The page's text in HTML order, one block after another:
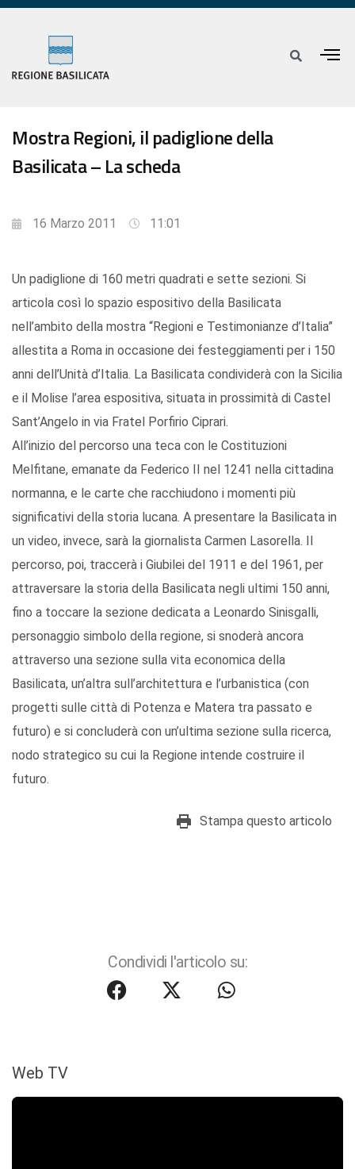
Mostra Regioni, il padiglione della
Basilicata – La scheda
16 Marzo 2011 11:01
Un padiglione di 160 metri quadrati e sette sezioni. Si
articola così lo spazio espositivo della Basilicata
nell’ambito della mostra “Regioni e Testimonianze d’Italia”
allestita a Roma in occasione dei festeggiamenti per i 150
anni dell’Unità d’Italia. La Basilicata condividerà con la Sicilia
e il Molise l’area espositiva, situata in prossimità di Castel
Sant’Angelo in via Fratel Porfirio Ciprari.
All’inizio del percorso una teca con le Costituzioni
Melfitane, emanate da Federico II nel 1241 nella cittadina
normanna, e le carte che racchiudono i momenti più
significativi della storia lucana. A presentare la Basilicata in
un video, invece, sarà la giornalista Carmen Lasorella. Il
percorso, poi, traccerà i Giubilei del 1911 e del 1961, per
attraversare la storia della Basilicata negli ultimi 150 anni,
fino a toccare la sezione dedicata a Leonardo Sinisgalli,
personaggio simbolo della regione, si snoderà ancora
attraverso una sezione sulla vita economica della
Basilicata, un’altra sull’architettura e l’urbanistica (con
progetti sulle città di Potenza e Matera tra passato e
futuro) e si concluderà con un’ultima sezione sulla ricerca,
nodo strategico su cui la Regione intende costruire il
futuro.
Stampa questo articolo
Condividi l'articolo su:
Web TV